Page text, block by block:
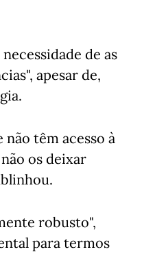
de as
apesar de,
têm acesso à
os deixar
robusto",
para termos